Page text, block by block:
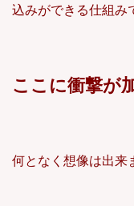
込みができる仕組み
ここに衝撃が
何となく想像は出来